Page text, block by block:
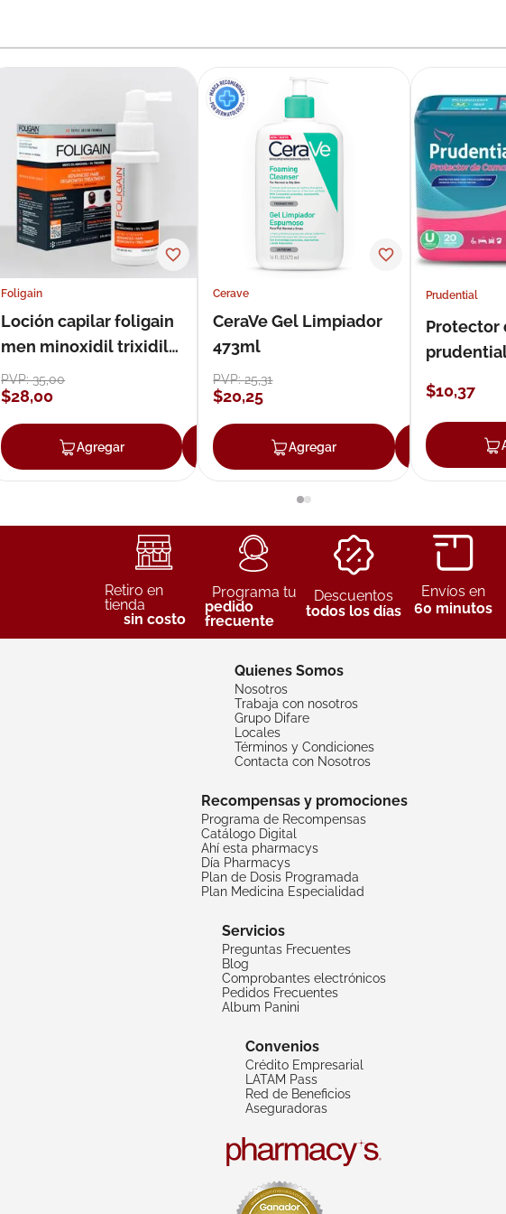
Agregar
Foligain
Loción capilar foligain
men minoxidil trixidil
loción 59 ml
PVP:35,00
$28,00
Agregar Agregar
Cerave
CeraVe Gel Limpiador
473ml
PVP:25,31
$20,25
Agregar
Prudential
Protector
$10,37
Retiro en
tienda
sin costo
Programa tu
pedido
frecuente
Descuentos
todos los días
Envíos en
60 minutos
Quienes Somos
Nosotros
Trabaja con nosotros
Grupo Difare
Locales
Términos y Condiciones
Contacta con Nosotros
Recompensas y promociones
Programa de Recompensas
Catálogo Digital
Ahí esta pharmacys
Día Pharmacys
Plan de Dosis Programada
Plan Medicina Especialidad
Servicios
Preguntas Frecuentes
Blog
Comprobantes electrónicos
Pedidos Frecuentes
Album Panini
Convenios
Crédito Empresarial
LATAM Pass
Red de Beneficios
Aseguradoras